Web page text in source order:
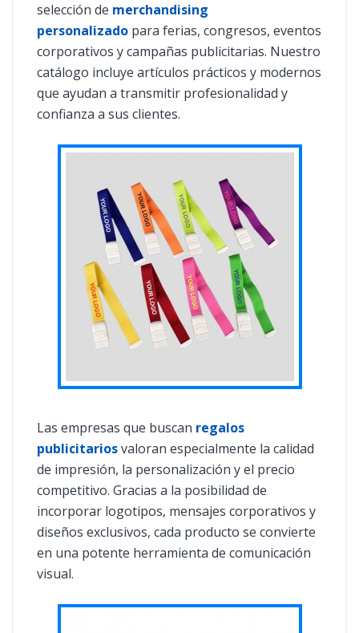
selección de merchandising
personalizado para ferias, congresos, eventos
corporativos y campañas publicitarias. Nuestro
catálogo incluye artículos prácticos y modernos
que ayudan a transmitir profesionalidad y
confianza a sus clientes.
Las empresas que buscan regalos
publicitariosvaloran especialmente la calidad
de impresión, la personalización y el precio
competitivo. Gracias a la posibilidad de
incorporar logotipos, mensajes corporativos y
diseños exclusivos, cada producto se convierte
en una potente herramienta de comunicación
visual.